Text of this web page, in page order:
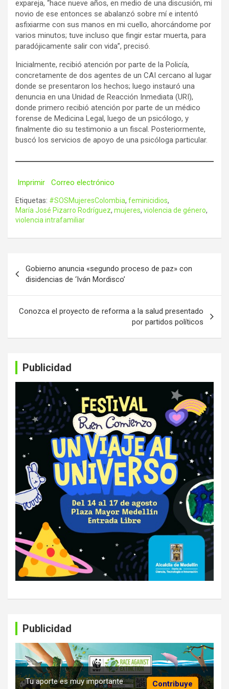
expareja, “hace nueve años, en medio de una discusión, mi
novio de ese entonces se abalanzó sobre mí e intentó
asfixiarme con sus manos en mi cuello, ahorcándome por
varios minutos; tuve incluso que fingir estar muerta, para
paradójicamente salir con vida”, precisó.
Inicialmente, recibió atención por parte de la Policía,
concretamente de dos agentes de un CAI cercano al lugar
donde se presentaron los hechos; luego instauró una
denuncia en una Unidad de Reacción Inmediata (URI),
donde primero recibió atención por parte de un médico
forense de Medicina Legal, luego de un psicólogo, y
finalmente dio su testimonio a un fiscal. Posteriormente,
buscó los servicios de apoyo de una psicóloga particular.
Imprimir Correo electrónico
Etiquetas: #SOSMujeresColombia, feminicidios,
María José Pizarro Rodríguez, mujeres, violencia de género,
violencia intrafamiliar
de
entradas
Gobierno anuncia «segundo proceso de paz» con
disidencias de ‘Iván Mordisco’
Conozca el proyecto de reforma a la salud presentado
por partidos políticos
Publicidad
Publicidad
Contribuye
Tu aporte es muy importante